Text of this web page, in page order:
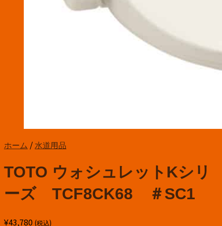
ホーム / 水道用品
TOTO ウォシュレットKシリ
ーズ TCF8CK68 ＃SC1
¥43,780 (税込)